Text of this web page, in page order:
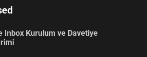
Inbox Kurulum ve Davetiye